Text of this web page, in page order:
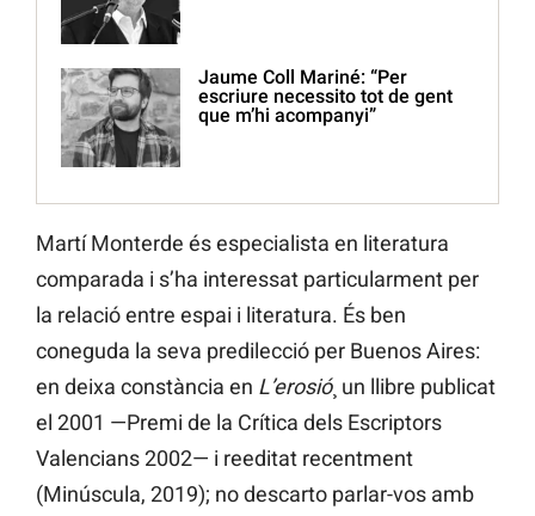
Jaume Coll Mariné: “Per
escriure necessito tot de gent
que m’hi acompanyi”
Martí Monterde és especialista en literatura
comparada i s’ha interessat particularment per
la relació entre espai i literatura. És ben
coneguda la seva predilecció per Buenos Aires:
en deixa constància en L’erosió¸ un llibre publicat
el 2001 —Premi de la Crítica dels Escriptors
Valencians 2002— i reeditat recentment
(Minúscula, 2019); no descarto parlar-vos amb